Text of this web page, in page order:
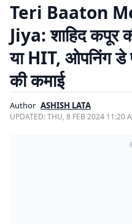
Teri Baaton
Jiya: शाहिद कपूर
या HIT, ओपनिंग डे
की कमाई
Author ASHISH LATA
UPDATED:THU, 8 FEB 2024 11:20